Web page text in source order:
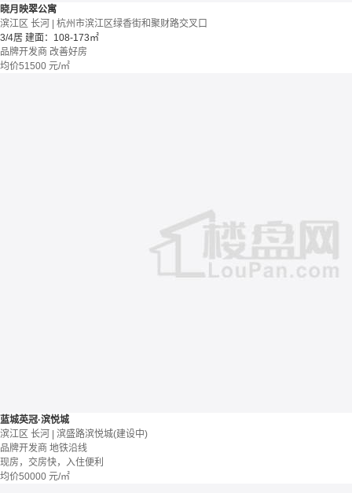
晓月映翠公寓
滨江区 长河 | 杭州市滨江区绿香街和聚财路交叉口
3/4居 建面：108-173㎡
品牌开发商 改善好房
均价51500 元/㎡
蓝城英冠·滨悦城
滨江区 长河 | 滨盛路滨悦城(建设中)
品牌开发商 地铁沿线
现房，交房快，入住便利
均价50000 元/㎡